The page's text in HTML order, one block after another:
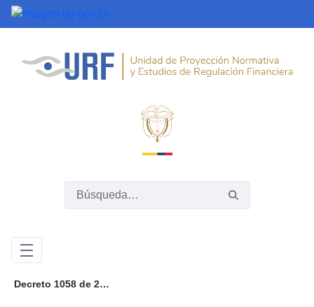
Saltar al contenido principal
Decreto 1058 de 2014